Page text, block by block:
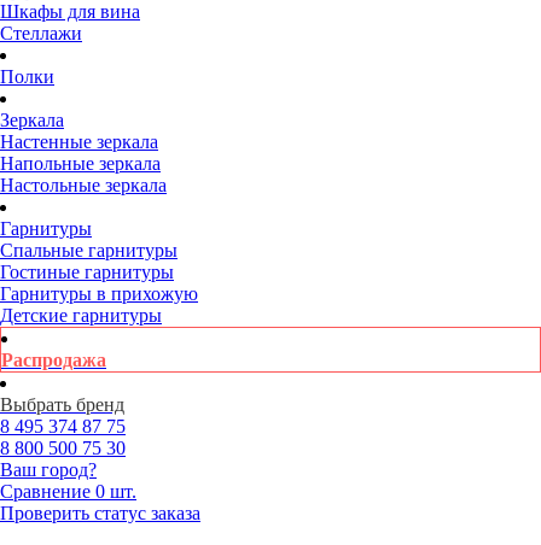
Шкафы для вина
Стеллажи
Полки
Зеркала
Настенные зеркала
Напольные зеркала
Настольные зеркала
Гарнитуры
Спальные гарнитуры
Гостиные гарнитуры
Гарнитуры в прихожую
Детские гарнитуры
Распродажа
Выбрать бренд
8 495 374 87 75
8 800 500 75 30
Ваш город?
Сравнение 0 шт.
Проверить статус заказа